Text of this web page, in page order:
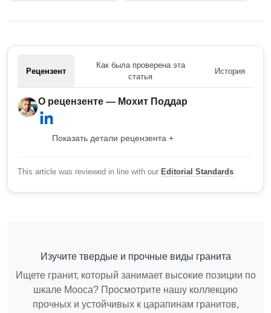
Рецензент
Как была проверена эта
статья
История
О рецензенте — Мохит Поддар
Показать детали рецензента +
This article was reviewed in line with our Editorial Standards
Изучите твердые и прочные виды гранита
Ищете гранит, который занимает высокие позиции по
шкале Мооса? Просмотрите нашу коллекцию
прочных и устойчивых к царапинам гранитов,